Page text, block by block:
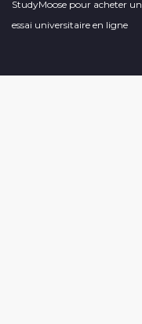
StudyMoose pour acheter un
essai universitaire en ligne